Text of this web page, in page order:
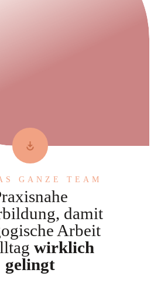
GANZE TEAM
damit
Arbeit
wirklich
gelingt